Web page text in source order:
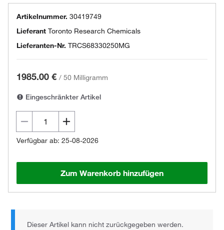
Artikelnummer. 30419749
Lieferant Toronto Research Chemicals
Lieferanten-Nr. TRCS68330250MG
1985.00 € / 50 Milligramm
Eingeschränkter Artikel
Verfügbar ab: 25-08-2026
Zum Warenkorb hinzufügen
Dieser Artikel kann nicht zurückgegeben werden.